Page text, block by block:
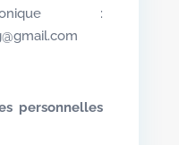
:
personnelles